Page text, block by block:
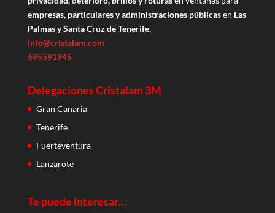
empresas, particulares y administraciones públicasen Las
Palmas y Santa Cruz de Tenerife.
info@cristalam.com
695591945
Delegaciones Cristalam 3M
Gran Canaria
Tenerife
Fuerteventura
Lanzarote
Te puede interesar…